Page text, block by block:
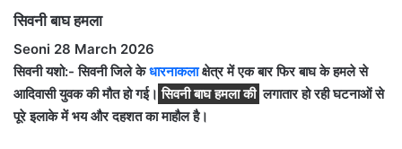
सिवनी बाघ हमला
Seoni 28 March 2026
सिवनी यशो:- सिवनी जिले केधारनाकलाक्षेत्र में एक बार फिर बाघ के हमले से
आदिवासी युवक की मौत हो गई। सिवनी बाघ हमला की लगातार हो रही घटनाओं से
पूरे इलाके में भय और दहशत का माहौल है।